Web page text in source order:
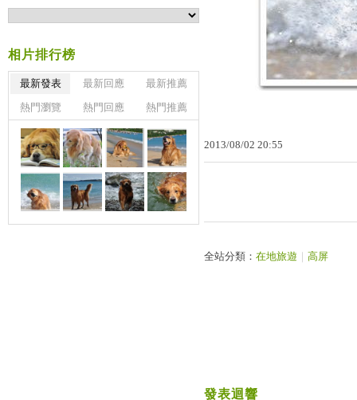
2013/08/02 20:55
全站分類： 在地旅遊 高屏
發表迴響
相片排行榜
最新發表 最新回應
最新推薦
熱門瀏覽
熱門回應 熱門推薦